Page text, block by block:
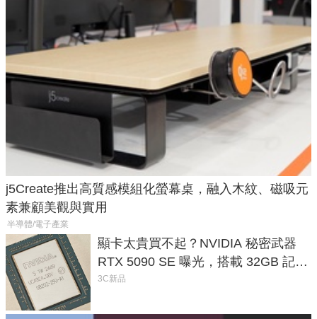
j5Create推出高質感模組化螢幕桌，融入木紋、磁吸元
素兼顧美觀與實用
半導體/電子產業
顯卡太貴買不起？NVIDIA 秘密武器
RTX 5090 SE 曝光，搭載 32GB 記憶
體
3C新品